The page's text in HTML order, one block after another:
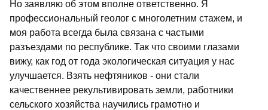
Но заявляю об этом вполне ответственно. Я
профессиональный геолог с многолетним стажем, и
моя работа всегда была связана с частыми
разъездами по республике. Так что своими глазами
вижу, как год от года экологическая ситуация у нас
улучшается. Взять нефтяников - они стали
качественнее рекультивировать земли, работники
сельского хозяйства научились грамотно и